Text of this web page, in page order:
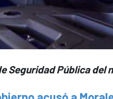
Seguridad Pública del